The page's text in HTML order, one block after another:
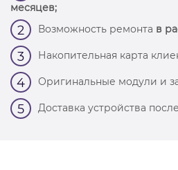
месяцев;
2 Возможность ремонта в
3 Накопительная карта
4 Оригинальные модули и
5 Доставка устройства